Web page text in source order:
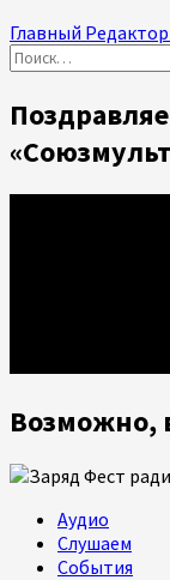
Главный Редактор
Найти:
Возможно,
Аудио
Слушаем
События